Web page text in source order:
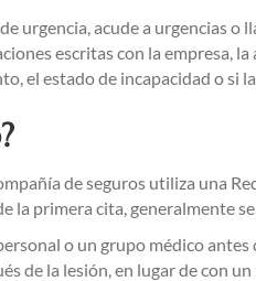
urgencia, acude a urgencias
escritas con la empresa,
el estado de incapacidad o si
de seguros utiliza una
la primera cita, generalmente
o un grupo médico
de la lesión, en lugar de con